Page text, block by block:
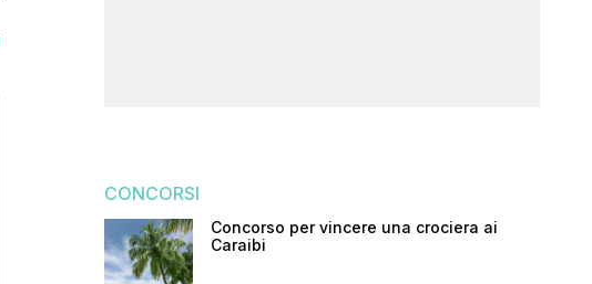
CONCORSI
Concorso per vincere una crociera ai
Caraibi